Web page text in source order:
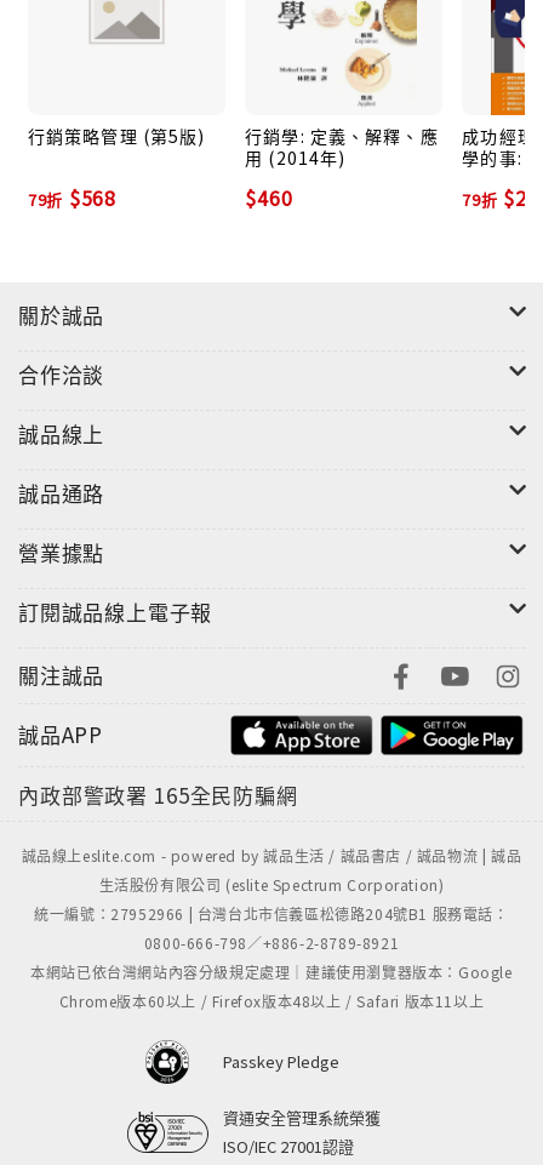
行銷策略管理 (第5版)
79折 $568
行銷學: 定義、解釋、應
用 (2014年)
$460
成功經理
學的事:
79折
關於誠品
合作洽談
誠品線上
誠品通路
營業據點
訂閱誠品線上電子報
關注誠品
誠品APP
內政部警政署 165全民防騙網
誠品線上eslite.com - powered by 誠品生活 / 誠品書店 / 誠品物流 | 誠品
生活股份有限公司 (eslite Spectrum Corporation)
統一編號：27952966 | 台灣台北市信義區松德路204號B1 服務電話：
0800-666-798／+886-2-8789-8921
本網站已依台灣網站內容分級規定處理｜建議使用瀏覽器版本：Google
Chrome版本60以上 / Firefox版本48以上 / Safari 版本11以上
Passkey Pledge
資通安全管理系統榮獲
ISO/IEC 27001認證